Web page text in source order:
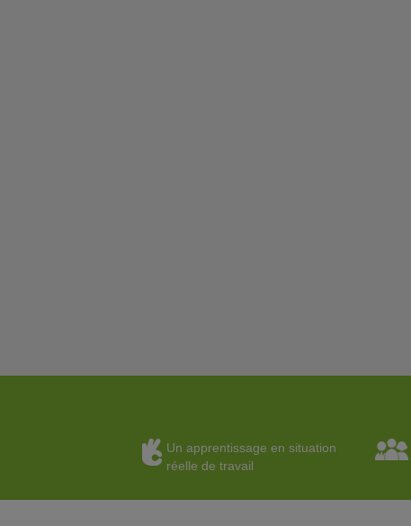
Un apprentissage en situation
réelle de travail